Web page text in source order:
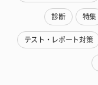
診断 特集
テスト・レポート対策